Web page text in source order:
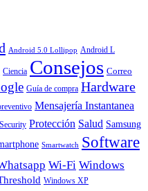
Android 5.0 Lollipop Android L
Ciencia Consejos Correo
Guía de compra Hardware
Mensajería Instantanea
Protección Salud Samsung
Smartwatch Software
Wi-Fi Windows
Windows XP